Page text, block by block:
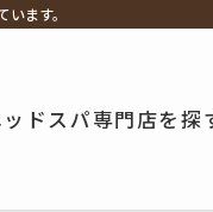
ます。
ッドスパ専門店を探